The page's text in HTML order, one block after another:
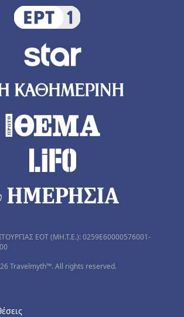
ΕΟΤ (MH.T.E.): 0259Ε60000576001-
Travelmyth™. All rights reserved.